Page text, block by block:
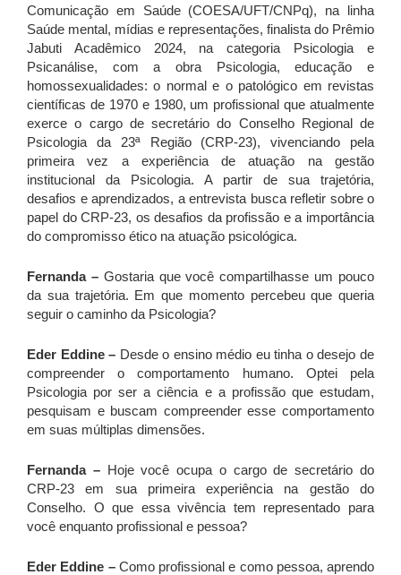
Comunicação em Saúde (COESA/UFT/CNPq), na linha
Saúde mental, mídias e representações, finalista do Prêmio
Jabuti Acadêmico 2024, na categoria Psicologia e
Psicanálise, com a obra Psicologia, educação e
homossexualidades: o normal e o patológico em revistas
científicas de 1970 e 1980, um profissional que atualmente
exerce o cargo de secretário do Conselho Regional de
Psicologia da 23ª Região (CRP-23), vivenciando pela
primeira vez a experiência de atuação na gestão
institucional da Psicologia. A partir de sua trajetória,
desafios e aprendizados, a entrevista busca refletir sobre o
papel do CRP-23, os desafios da profissão e a importância
do compromisso ético na atuação psicológica.
Fernanda –Gostaria que você compartilhasse um pouco
da sua trajetória. Em que momento percebeu que queria
seguir o caminho da Psicologia?
Eder Eddine – Desde o ensino médio eu tinha o desejo de
compreender o comportamento humano. Optei pela
Psicologia por ser a ciência e a profissão que estudam,
pesquisam e buscam compreender esse comportamento
em suas múltiplas dimensões.
Fernanda –Hoje você ocupa o cargo de secretário do
CRP-23 em sua primeira experiência na gestão do
Conselho. O que essa vivência tem representado para
você enquanto profissional e pessoa?
Eder Eddine – Como profissional e como pessoa, aprendo